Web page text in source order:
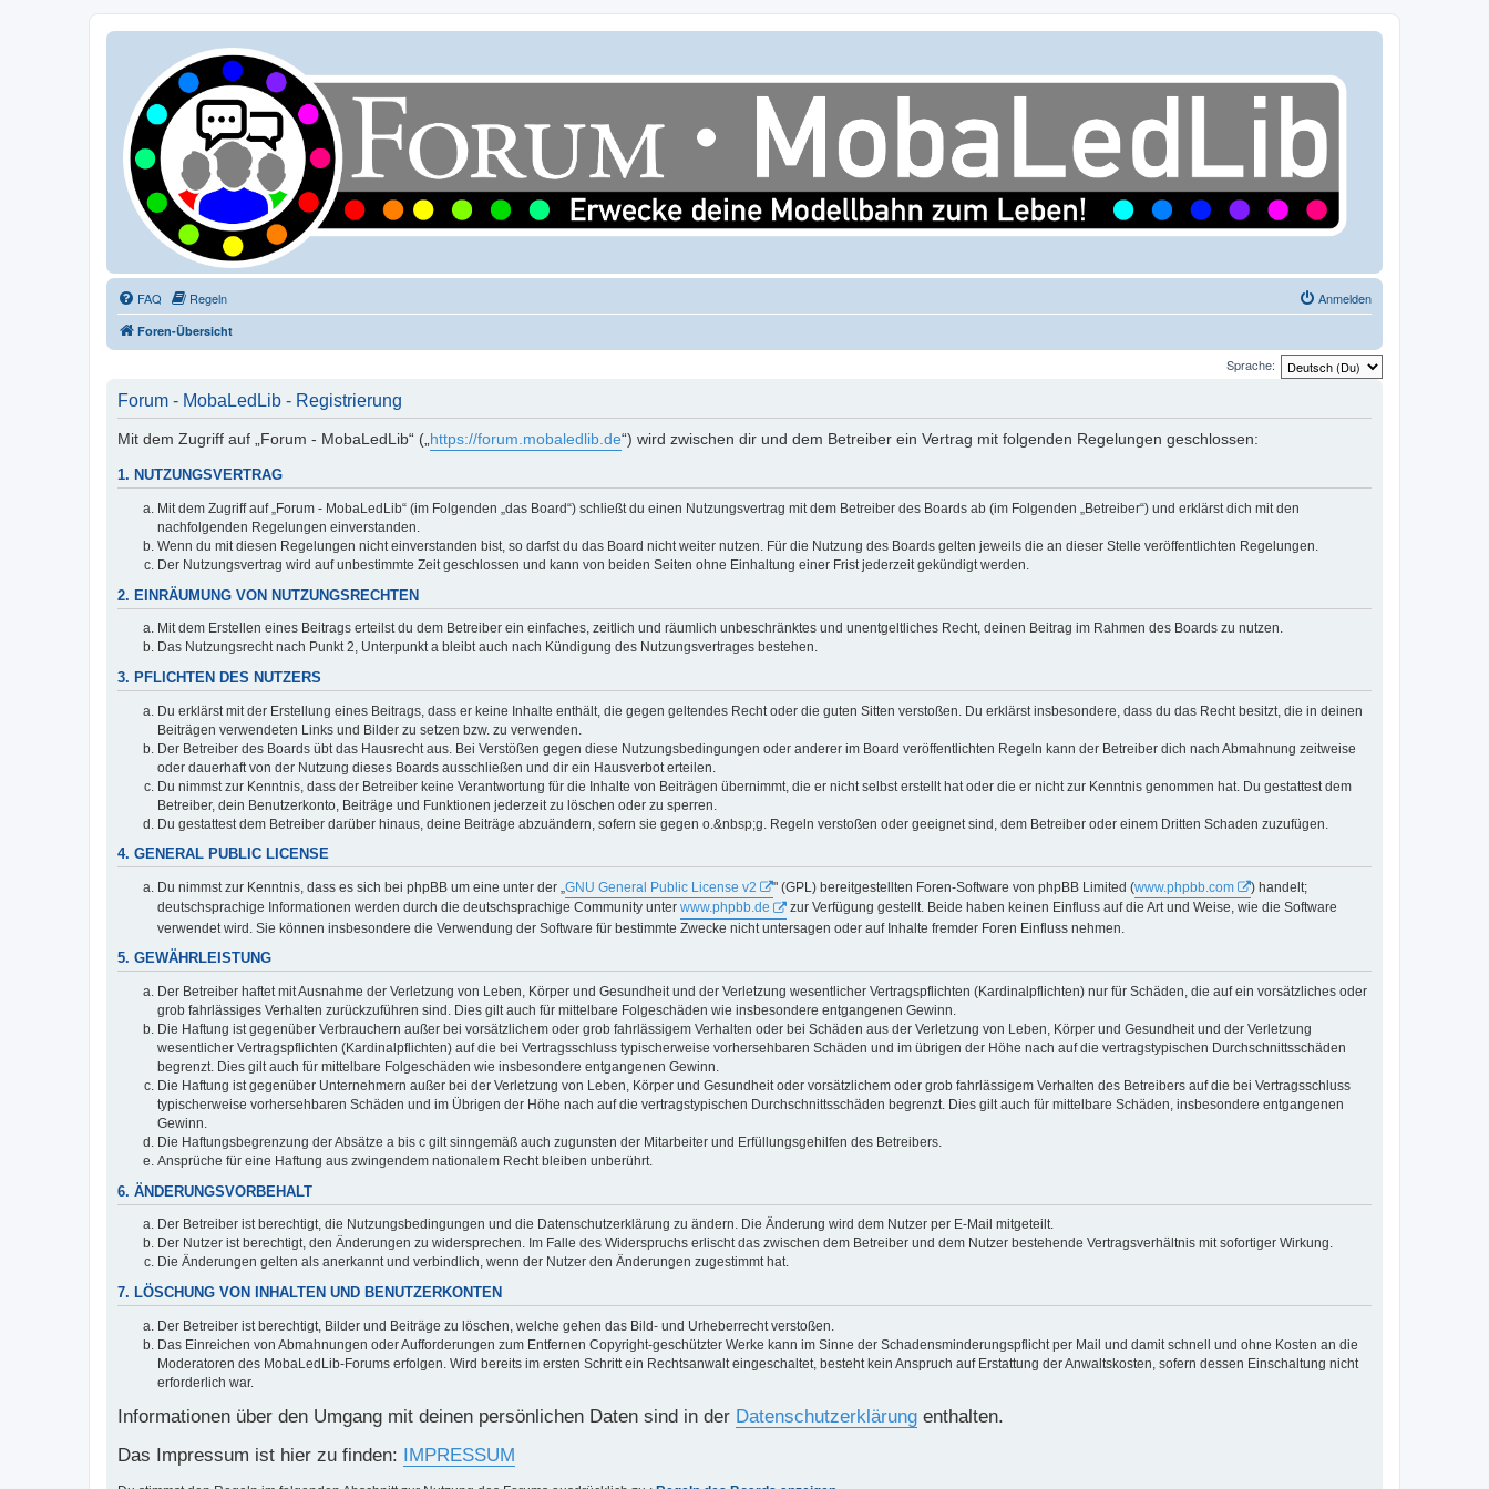
FAQ Regeln Anmelden
Foren-Übersicht
Sprache:
Forum - MobaLedLib - Registrierung
Mit dem Zugriff auf „Forum - MobaLedLib“ („ https://forum.mobaledlib.de“) wird zwischen dir und dem Betreiber ein Vertrag mit folgenden Regelungen geschlossen:
1. NUTZUNGSVERTRAG
Mit dem Zugriff auf „Forum - MobaLedLib“ (im Folgenden „das Board“) schließt du einen Nutzungsvertrag mit dem Betreiber des Boards ab (im Folgenden „Betreiber“) und erklärst dich mit den
nachfolgenden Regelungen einverstanden.
Wenn du mit diesen Regelungen nicht einverstanden bist, so darfst du das Board nicht weiter nutzen. Für die Nutzung des Boards gelten jeweils die an dieser Stelle veröffentlichten Regelungen.
Der Nutzungsvertrag wird auf unbestimmte Zeit geschlossen und kann von beiden Seiten ohne Einhaltung einer Frist jederzeit gekündigt werden.
2. EINRÄUMUNG VON NUTZUNGSRECHTEN
Mit dem Erstellen eines Beitrags erteilst du dem Betreiber ein einfaches, zeitlich und räumlich unbeschränktes und unentgeltliches Recht, deinen Beitrag im Rahmen des Boards zu nutzen.
Das Nutzungsrecht nach Punkt 2, Unterpunkt a bleibt auch nach Kündigung des Nutzungsvertrages bestehen.
3. PFLICHTEN DES NUTZERS
Du erklärst mit der Erstellung eines Beitrags, dass er keine Inhalte enthält, die gegen geltendes Recht oder die guten Sitten verstoßen. Du erklärst insbesondere, dass du das Recht besitzt, die in deinen
Beiträgen verwendeten Links und Bilder zu setzen bzw. zu verwenden.
Der Betreiber des Boards übt das Hausrecht aus. Bei Verstößen gegen diese Nutzungsbedingungen oder anderer im Board veröffentlichten Regeln kann der Betreiber dich nach Abmahnung zeitweise
oder dauerhaft von der Nutzung dieses Boards ausschließen und dir ein Hausverbot erteilen.
Du nimmst zur Kenntnis, dass der Betreiber keine Verantwortung für die Inhalte von Beiträgen übernimmt, die er nicht selbst erstellt hat oder die er nicht zur Kenntnis genommen hat. Du gestattest dem
Betreiber, dein Benutzerkonto, Beiträge und Funktionen jederzeit zu löschen oder zu sperren.
Du gestattest dem Betreiber darüber hinaus, deine Beiträge abzuändern, sofern sie gegen o.&nbsp;g. Regeln verstoßen oder geeignet sind, dem Betreiber oder einem Dritten Schaden zuzufügen.
4. GENERAL PUBLIC LICENSE
Du nimmst zur Kenntnis, dass es sich bei phpBB um eine unter der „GNU General Public License v2 " (GPL) bereitgestellten Foren-Software von phpBB Limited (www.phpbb.com
) handelt;
deutschsprachige Informationen werden durch die deutschsprachige Community unter www.phpbb.de
zur Verfügung gestellt. Beide haben keinen Einfluss auf die Art und Weise, wie die Software
verwendet wird. Sie können insbesondere die Verwendung der Software für bestimmte Zwecke nicht untersagen oder auf Inhalte fremder Foren Einfluss nehmen.
5. GEWÄHRLEISTUNG
Der Betreiber haftet mit Ausnahme der Verletzung von Leben, Körper und Gesundheit und der Verletzung wesentlicher Vertragspflichten (Kardinalpflichten) nur für Schäden, die auf ein vorsätzliches oder
grob fahrlässiges Verhalten zurückzuführen sind. Dies gilt auch für mittelbare Folgeschäden wie insbesondere entgangenen Gewinn.
Die Haftung ist gegenüber Verbrauchern außer bei vorsätzlichem oder grob fahrlässigem Verhalten oder bei Schäden aus der Verletzung von Leben, Körper und Gesundheit und der Verletzung
wesentlicher Vertragspflichten (Kardinalpflichten) auf die bei Vertragsschluss typischerweise vorhersehbaren Schäden und im übrigen der Höhe nach auf die vertragstypischen Durchschnittsschäden
begrenzt. Dies gilt auch für mittelbare Folgeschäden wie insbesondere entgangenen Gewinn.
Die Haftung ist gegenüber Unternehmern außer bei der Verletzung von Leben, Körper und Gesundheit oder vorsätzlichem oder grob fahrlässigem Verhalten des Betreibers auf die bei Vertragsschluss
typischerweise vorhersehbaren Schäden und im Übrigen der Höhe nach auf die vertragstypischen Durchschnittsschäden begrenzt. Dies gilt auch für mittelbare Schäden, insbesondere entgangenen
Gewinn.
Die Haftungsbegrenzung der Absätze a bis c gilt sinngemäß auch zugunsten der Mitarbeiter und Erfüllungsgehilfen des Betreibers.
Ansprüche für eine Haftung aus zwingendem nationalem Recht bleiben unberührt.
6. ÄNDERUNGSVORBEHALT
Der Betreiber ist berechtigt, die Nutzungsbedingungen und die Datenschutzerklärung zu ändern. Die Änderung wird dem Nutzer per E-Mail mitgeteilt.
Der Nutzer ist berechtigt, den Änderungen zu widersprechen. Im Falle des Widerspruchs erlischt das zwischen dem Betreiber und dem Nutzer bestehende Vertragsverhältnis mit sofortiger Wirkung.
Die Änderungen gelten als anerkannt und verbindlich, wenn der Nutzer den Änderungen zugestimmt hat.
7. LÖSCHUNG VON INHALTEN UND BENUTZERKONTEN
Der Betreiber ist berechtigt, Bilder und Beiträge zu löschen, welche gehen das Bild- und Urheberrecht verstoßen.
Das Einreichen von Abmahnungen oder Aufforderungen zum Entfernen Copyright-geschützter Werke kann im Sinne der Schadensminderungspflicht per Mail und damit schnell und ohne Kosten an die
Moderatoren des MobaLedLib-Forums erfolgen. Wird bereits im ersten Schritt ein Rechtsanwalt eingeschaltet, besteht kein Anspruch auf Erstattung der Anwaltskosten, sofern dessen Einschaltung nicht
erforderlich war.
Informationen über den Umgang mit deinen persönlichen Daten sind in der Datenschutzerklärung enthalten.
Das Impressum ist hier zu finden: IMPRESSUM